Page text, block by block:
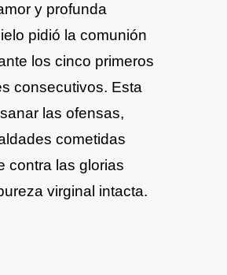
y profunda
pidió la comunión
los cinco primeros
consecutivos. Esta
las ofensas,
cometidas
contra las glorias
virginal intacta.